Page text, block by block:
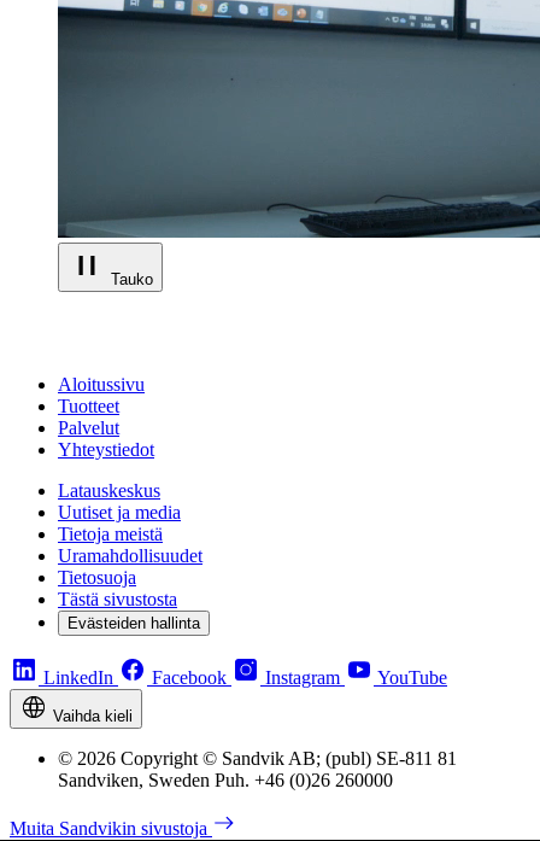
Tauko
Aloitussivu
Tuotteet
Palvelut
Yhteystiedot
Latauskeskus
Uutiset ja media
Tietoja meistä
Uramahdollisuudet
Tietosuoja
Tästä sivustosta
Evästeiden hallinta
LinkedIn Facebook Instagram YouTube
Vaihda kieli
© 2026 Copyright © Sandvik AB; (publ) SE-811 81
Sandviken, Sweden Puh. +46 (0)26 260000
Muita Sandvikin sivustoja